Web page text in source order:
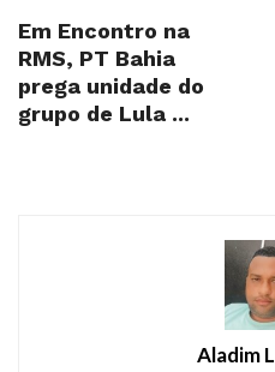
Em Encontro na
RMS, PT Bahia
prega unidade do
grupo de Lula ...
Aladim